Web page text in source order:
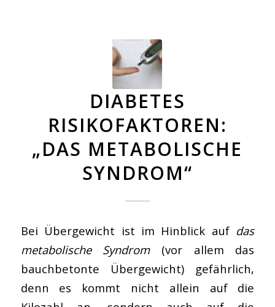
DIABETES
RISIKOFAKTOREN:
„DAS METABOLISCHE
SYNDROM“
Bei Übergewicht ist im Hinblick auf das
metabolische Syndrom(vor allem das
bauchbetonte Übergewicht) gefährlich,
denn es kommt nicht allein auf die